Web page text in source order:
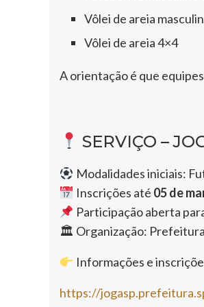
Vôlei de areia
Vôlei de areia 4×4
A orientação é que
SERVIÇO –
Modalidades iniciais:
Inscrições até 05 de
Participação aberta
🏛 Organização: Prefeitura
Informações e
https://